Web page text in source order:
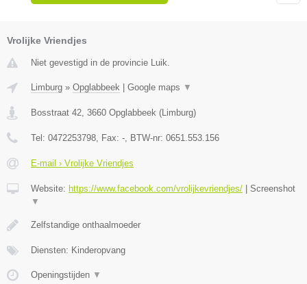
Vrolijke Vriendjes
Niet gevestigd in de provincie Luik.
Limburg » Opglabbeek Google maps ▼
Bosstraat 42, 3660 Opglabbeek (Limburg)
Tel: 0472253798, Fax: -, BTW-nr: 0651.553.156
E-mail › Vrolijke Vriendjes
Website: https://www.facebook.com/vrolijkevriendjes/
Screenshot
▼
Zelfstandige onthaalmoeder
Diensten: Kinderopvang
Openingstijden ▼